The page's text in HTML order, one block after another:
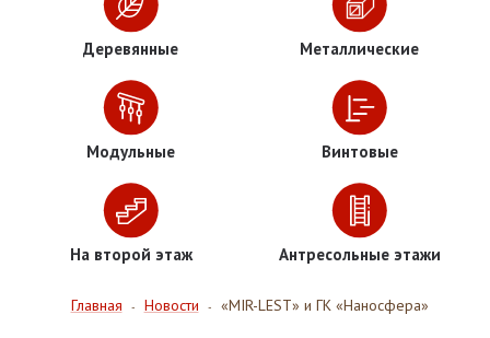
Деревянные Металлические
Модульные Винтовые
На второй этаж Антресольные этажи
Главная - Новости - «MIR-LEST» и ГК «Наносфера»